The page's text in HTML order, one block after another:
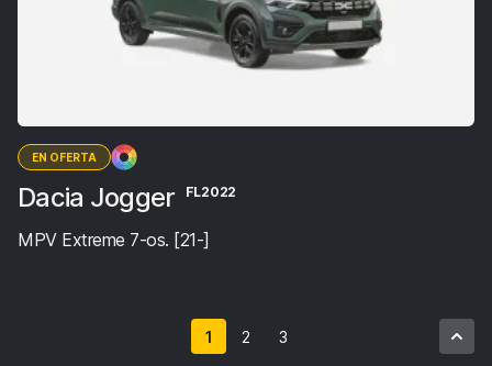
EN OFERTA
Dacia Jogger FL2022
MPV Extreme 7-os. [21-]
1 2 3